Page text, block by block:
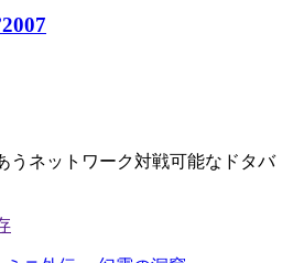
うネットワーク対戦可能なドタバ